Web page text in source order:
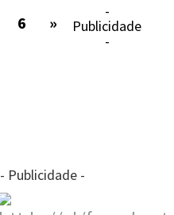
6 »
-
Publicidade
-
- Publicidade -